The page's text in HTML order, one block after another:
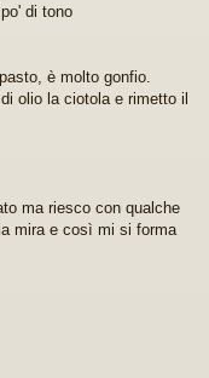
di tono
è molto gonfio.
olio la ciotola e rimetto il
ma riesco con qualche
mira e così mi si forma